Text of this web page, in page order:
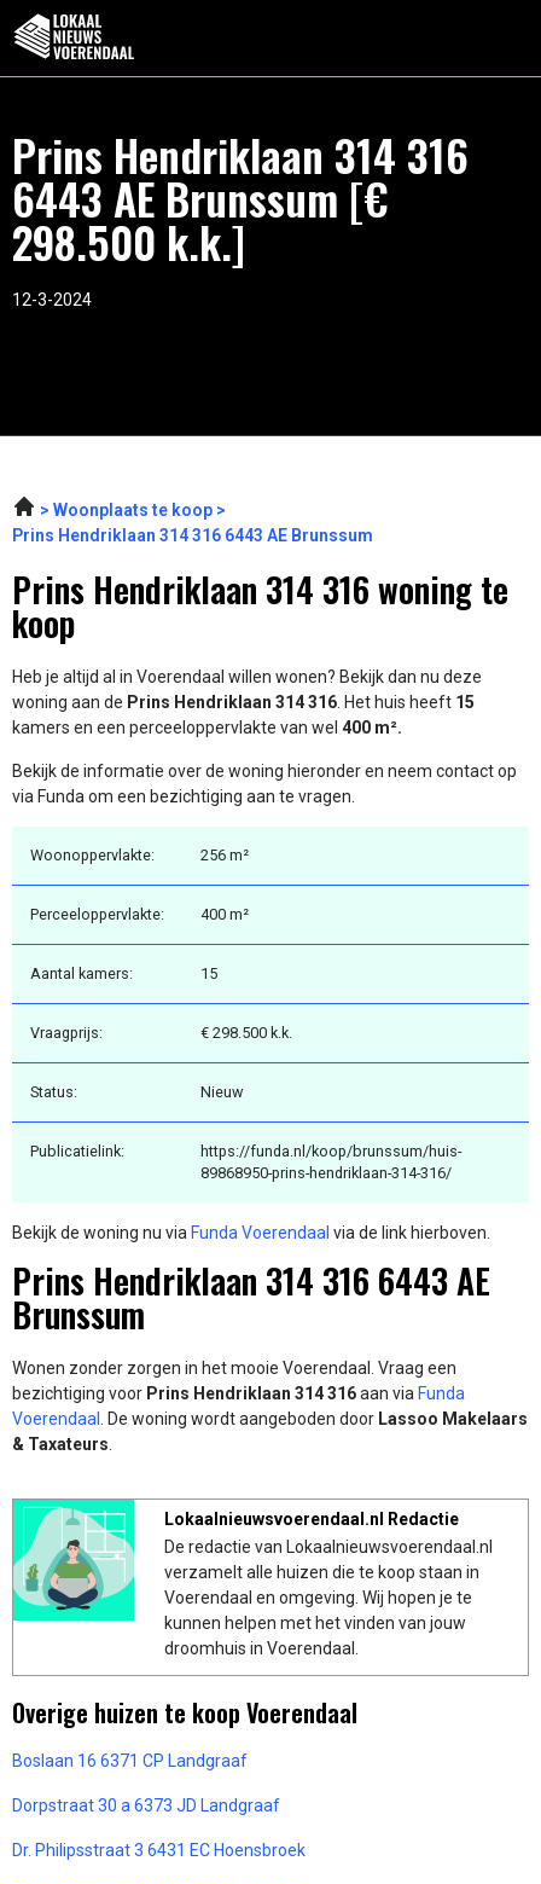
Prins Hendriklaan 314 316
6443 AE Brunssum [€
298.500 k.k.]
12-3-2024
Woonplaats te koop
Prins Hendriklaan 314 316 6443 AE Brunssum
Prins Hendriklaan 314 316 woning te
koop
Heb je altijd al in Voerendaal willen wonen? Bekijk dan nu deze
woning aan de Prins Hendriklaan 314 316. Het huis heeft 15
kamers en een perceeloppervlakte van wel 400 m².
Bekijk de informatie over de woning hieronder en neem contact op
via Funda om een bezichtiging aan te vragen.
Woonoppervlakte: 256 m²
Perceeloppervlakte: 400 m²
Aantal kamers: 15
Vraagprijs: € 298.500 k.k.
Status: Nieuw
Publicatielink:
https://funda.nl/koop/brunssum/huis-
89868950-prins-hendriklaan-314-316/
Bekijk de woning nu via Funda Voerendaal via de link hierboven.
Prins Hendriklaan 314 316 6443 AE
Brunssum
Wonen zonder zorgen in het mooie Voerendaal. Vraag een
bezichtiging voor Prins Hendriklaan 314 316aan via Funda
Voerendaal . De woning wordt aangeboden door Lassoo Makelaars
& Taxateurs
Lokaalnieuwsvoerendaal.nl Redactie
De redactie van Lokaalnieuwsvoerendaal.nl
verzamelt alle huizen die te koop staan in
Voerendaal en omgeving. Wij hopen je te
kunnen helpen met het vinden van jouw
droomhuis in Voerendaal.
Overige huizen te koop Voerendaal
Boslaan 16 6371 CP Landgraaf
Dorpstraat 30 a 6373 JD Landgraaf
Dr. Philipsstraat 3 6431 EC Hoensbroek